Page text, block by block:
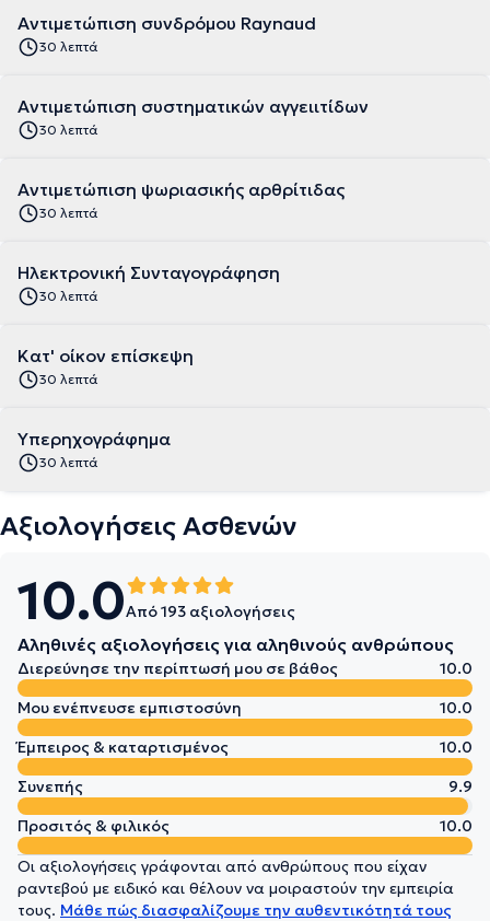
Αντιμετώπιση συνδρόμου Raynaud
30 λεπτά
Αντιμετώπιση συστηματικών αγγειιτίδων
30 λεπτά
Αντιμετώπιση ψωριασικής αρθρίτιδας
30 λεπτά
Ηλεκτρονική Συνταγογράφηση
30 λεπτά
Κατ' οίκον επίσκεψη
30 λεπτά
Υπερηχογράφημα
30 λεπτά
Αξιολογήσεις Ασθενών
10.0Από 193 αξιολογήσεις
Αληθινές αξιολογήσεις για αληθινούς ανθρώπους
Διερεύνησε την περίπτωσή μου σε βάθος
10.0
Μου ενέπνευσε εμπιστοσύνη
10.0
Έμπειρος & καταρτισμένος
10.0
Συνεπής
9.9
Προσιτός & φιλικός
10.0
Οι αξιολογήσεις γράφονται από ανθρώπους που είχαν
ραντεβού με ειδικό και θέλουν να μοιραστούν την εμπειρία
τους. Μάθε πώς διασφαλίζουμε την αυθεντικότητά τους